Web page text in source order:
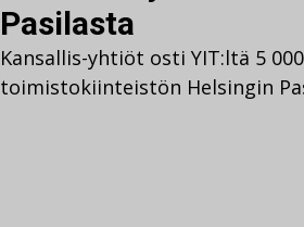
Pasilasta
Kansallis-yhtiöt osti YIT:ltä 5
toimistokiinteistön Helsingin